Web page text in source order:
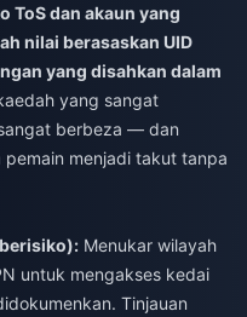
ToS dan akaun yang
nilai berasaskan UID
yang disahkan dalam
yang sangat
berbeza — dan
menjadi takut tanpa
Menukar wilayah
untuk mengakses kedai
Tinjauan